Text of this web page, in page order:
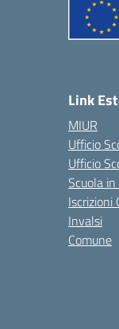
Link
MIUR
Ufficio
Ufficio
Scuola
Iscrizioni
Invalsi
Comune